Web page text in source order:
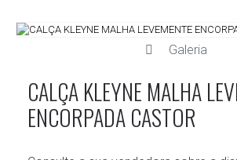
Galeria
CALÇA KLEYNE MALHA
ENCORPADA CASTOR